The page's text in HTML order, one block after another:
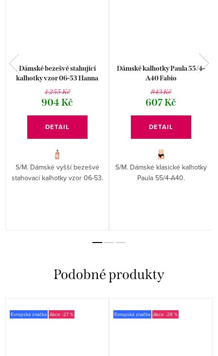
Dámské bezešvé stahující
kalhotky vzor 06-53 Hanna
Style
1 255 Kč
904 Kč
DETAIL
S/M. Dámské vyšší bezešvé
stahovací kalhotky vzor 06-53.
Dámské kalhotky Paula 55/4-
A40 Fabio
843 Kč
607 Kč
DETAIL
S/M. Dámské klasické kalhotky
Paula 55/4-A40.
Evropská značka -27 % Evropská značka -28 %